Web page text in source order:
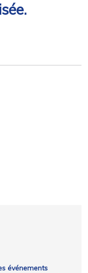
événements